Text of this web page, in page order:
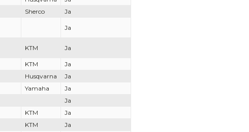
Sherco
Ja
Ja
KTM Ja
KTM
Ja
Husqvarna
Ja
Yamaha
Ja
Ja
KTM
Ja
KTM Ja